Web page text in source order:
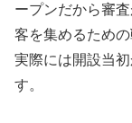
ープンだから審
客を集めるため
実際には開設当
す。